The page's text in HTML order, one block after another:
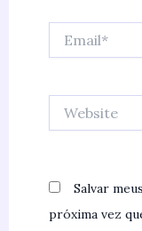
Salvar
próxima vez